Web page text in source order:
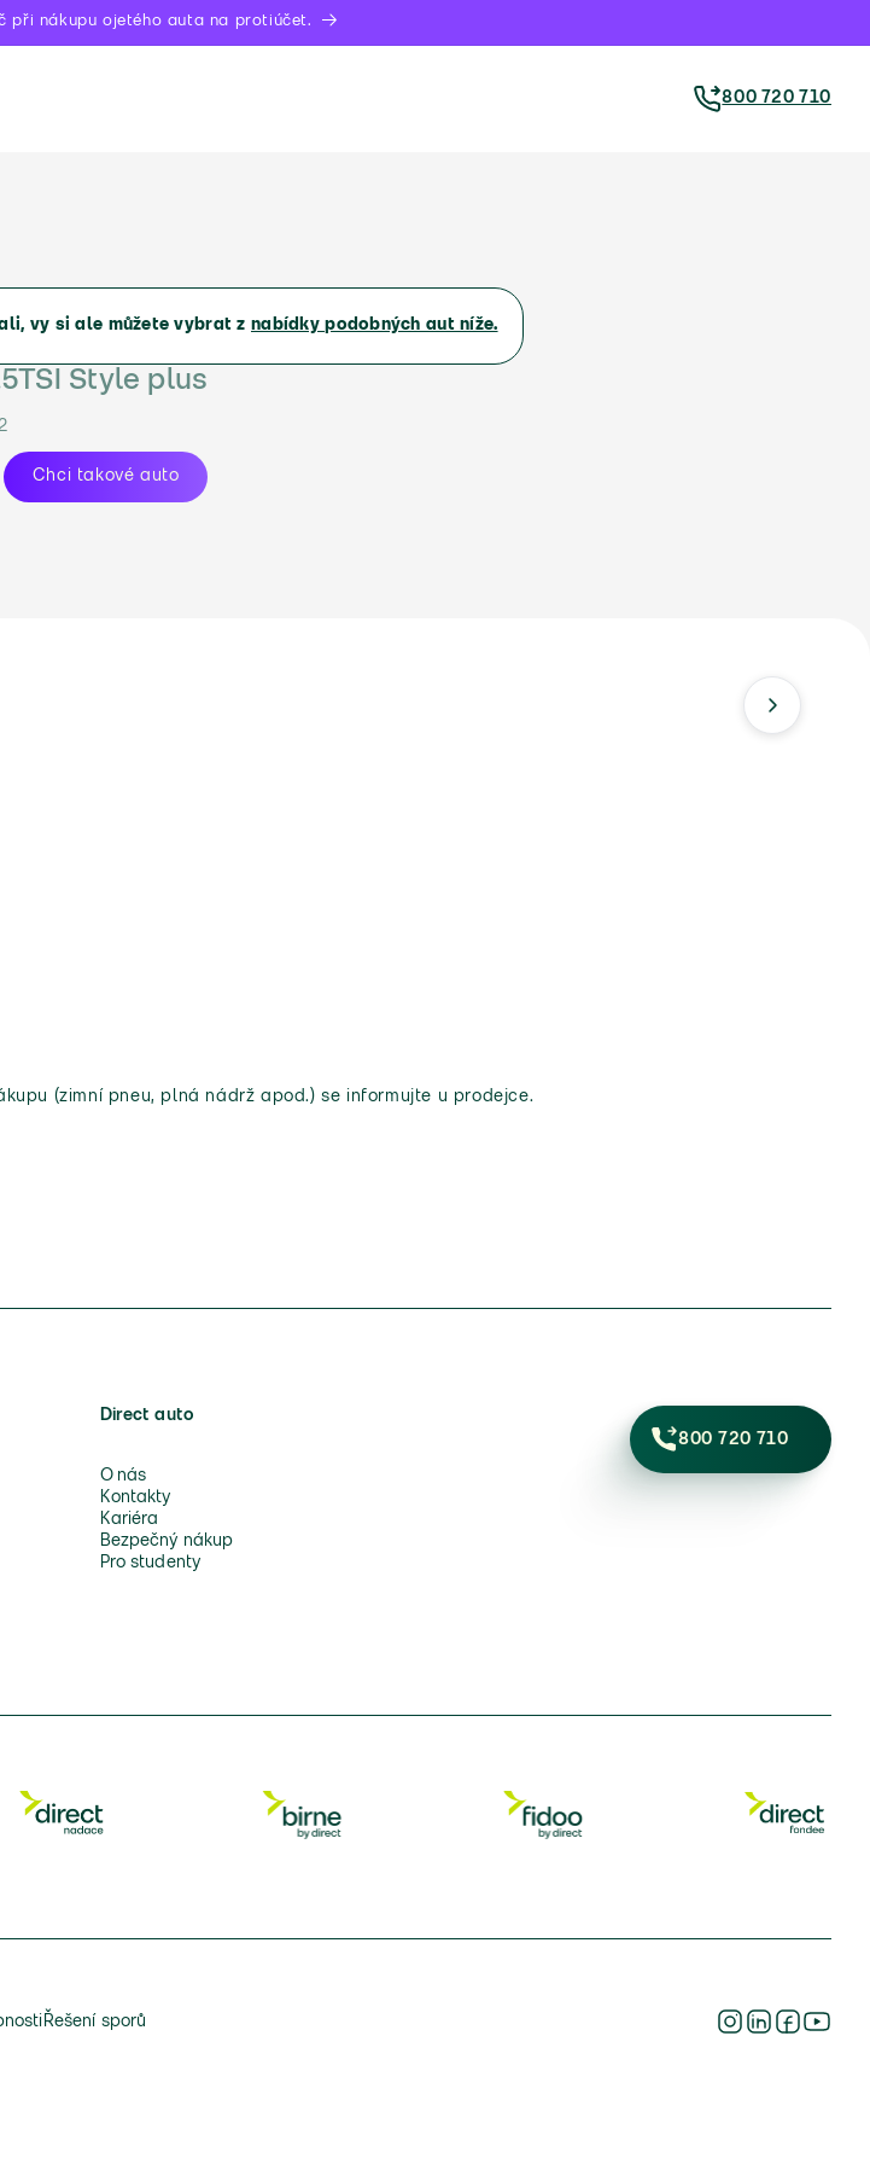
při nákupu ojetého auta na protiúčet.
800 720 710
vy si ale můžete vybrat z nabídky podobných aut níže.
Style plus
Chci takové auto
(zimní pneu, plná nádrž apod.) se informujte u prodejce.
Direct auto
O nás
Kontakty
Kariéra
Bezpečný nákup
Pro studenty
800 720 710
Řešení sporů